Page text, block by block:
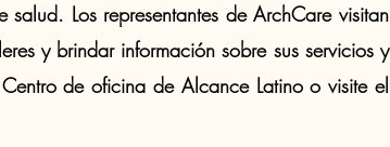
Los representantes de ArchCare visitan
y brindar información sobre sus servicios y
de oficina de Alcance Latino o visite el